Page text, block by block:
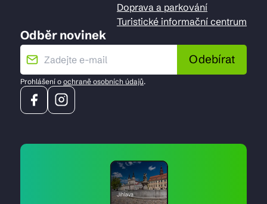
Doprava a parkování
Turistické informační centrum
Odběr novinek
Odebírat
Prohlášení o ochraně osobních údajů.